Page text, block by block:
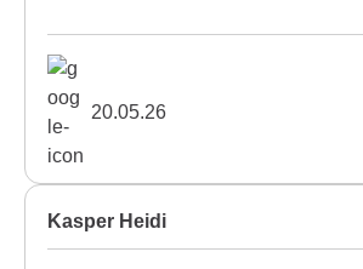
20.05.26
Kasper Heidi